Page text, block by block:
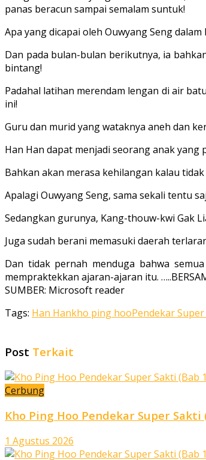
panas beracun sampai se­malam suntuk!
Apa yang dicapai oleh Ouwyang Seng
Dan pada bulan-bulan berikutnya, ia
bintang!
Padahal latihan merendam le­ngan di air
ini!
Guru dan murid yang wataknya aneh dan
Han Han dapat menjadi seorang anak
Bahkan akan me­rasa kehilangan kalau
Apalagi Ouwyang Seng, sama sekali tentu
Sedangkan gurunya, Kang-thouw-kwi Gak
Juga sudah berani memasuki daerah
Dan tidak pernah menduga bahwa
mempraktekkan ajaran-ajaran itu.
SUMBER: Microsoft reader
Tags: Han Hankho ping hooPendekar
Post Terkait
Cerbung
Kho Ping Hoo Pendekar Super
1 Agustus 2026